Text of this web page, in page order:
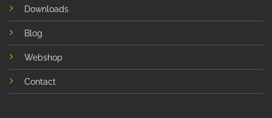
Downloads
Blog
Webshop
Contact